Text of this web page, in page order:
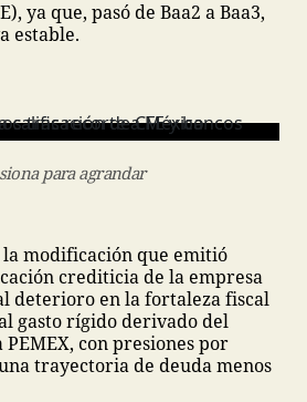
ya que, pasó de Baa2 a Baa3,
estable.
para agrandar
la modificación que emitió
crediticia de la empresa
deterioro en la fortaleza fiscal
gasto rígido derivado del
con presiones por
trayectoria de deuda menos